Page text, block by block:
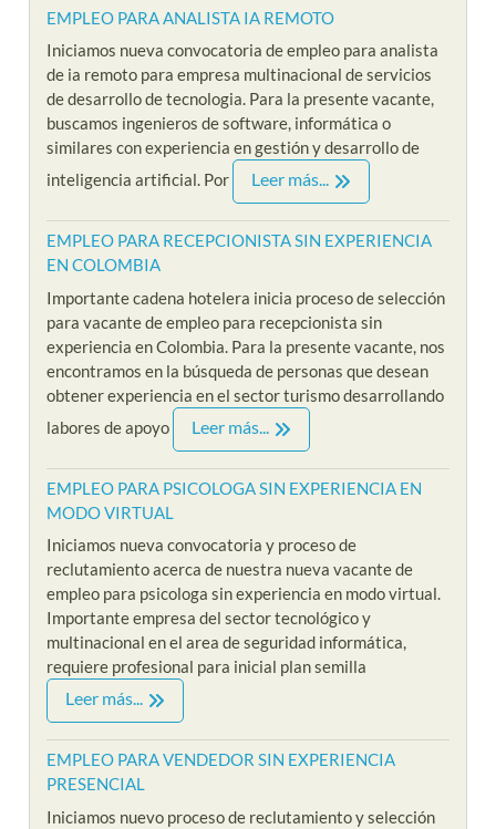
EMPLEO PARA ANALISTA IA REMOTO
Iniciamos nueva convocatoria de empleo para analista
de ia remoto para empresa multinacional de servicios
de desarrollo de tecnologia. Para la presente vacante,
buscamos ingenieros de software, informática o
similares con experiencia en gestión y desarrollo de
inteligencia artificial. Por
Leer más...
EMPLEO PARA RECEPCIONISTA SIN EXPERIENCIA
EN COLOMBIA
Importante cadena hotelera inicia proceso de selección
para vacante de empleo para recepcionista sin
experiencia en Colombia. Para la presente vacante, nos
encontramos en la búsqueda de personas que desean
obtener experiencia en el sector turismo desarrollando
labores de apoyo
Leer más...
EMPLEO PARA PSICOLOGA SIN EXPERIENCIA EN
MODO VIRTUAL
Iniciamos nueva convocatoria y proceso de
reclutamiento acerca de nuestra nueva vacante de
empleo para psicologa sin experiencia en modo virtual.
Importante empresa del sector tecnológico y
multinacional en el area de seguridad informática,
requiere profesional para inicial plan semilla
Leer más...
EMPLEO PARA VENDEDOR SIN EXPERIENCIA
PRESENCIAL
Iniciamos nuevo proceso de reclutamiento y selección